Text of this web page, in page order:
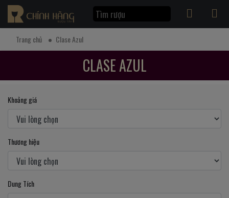
Trang chủ Clase Azul
CLASE AZUL
Khoảng giá
Thương hiệu
Dung Tích